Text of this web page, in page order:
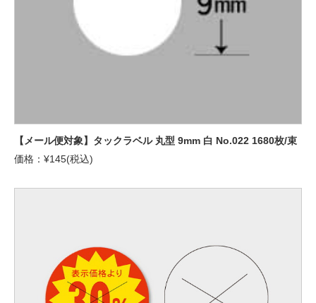
【メール便対象】タックラベル 丸型 9mm 白 No.022 1680枚/束
価格：¥145(税込)